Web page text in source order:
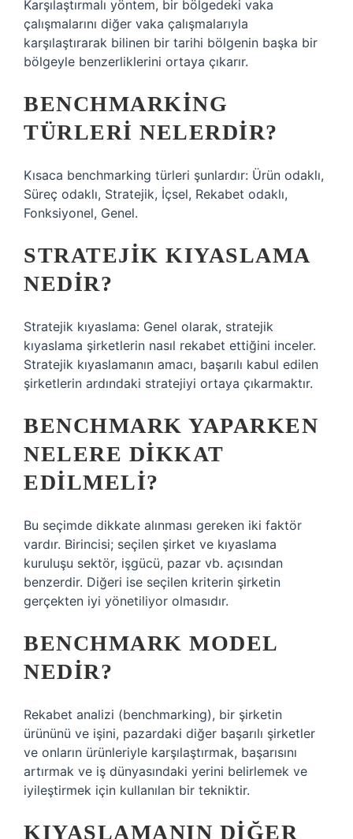
Karşılaştırmalı yöntem, bir bölgedeki vaka
çalışmalarını diğer vaka çalışmalarıyla
karşılaştırarak bilinen bir tarihi bölgenin başka bir
bölgeyle benzerliklerini ortaya çıkarır.
BENCHMARKING
TÜRLERI NELERDIR?
Kısaca benchmarking türleri şunlardır: Ürün odaklı,
Süreç odaklı, Stratejik, İçsel, Rekabet odaklı,
Fonksiyonel, Genel.
STRATEJIK KIYASLAMA
NEDIR?
Stratejik kıyaslama: Genel olarak, stratejik
kıyaslama şirketlerin nasıl rekabet ettiğini inceler.
Stratejik kıyaslamanın amacı, başarılı kabul edilen
şirketlerin ardındaki stratejiyi ortaya çıkarmaktır.
BENCHMARK YAPARKEN
NELERE DIKKAT
EDILMELI?
Bu seçimde dikkate alınması gereken iki faktör
vardır. Birincisi; seçilen şirket ve kıyaslama
kuruluşu sektör, işgücü, pazar vb. açısından
benzerdir. Diğeri ise seçilen kriterin şirketin
gerçekten iyi yönetiliyor olmasıdır.
BENCHMARK MODEL
NEDIR?
Rekabet analizi (benchmarking), bir şirketin
ürününü ve işini, pazardaki diğer başarılı şirketler
ve onların ürünleriyle karşılaştırmak, başarısını
artırmak ve iş dünyasındaki yerini belirlemek ve
iyileştirmek için kullanılan bir tekniktir.
KIYASLAMANIN DIĞER